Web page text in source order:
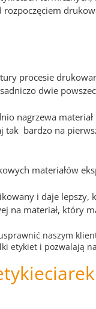
procesie
dwie
nagrzewa
bardzo na
materiałów
i daje
na materiał, który
naszym
etykiet i pozwalają